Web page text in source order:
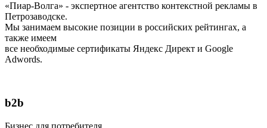
«Пиар-Волга» - экспертное агентство контекстной рекламы в
Петрозаводске.
Мы занимаем высокие позиции в российских рейтингах, а
также имеем
все необходимые сертификаты Яндекс Директ и Google
Adwords.
b2b
Бизнес для потребителя